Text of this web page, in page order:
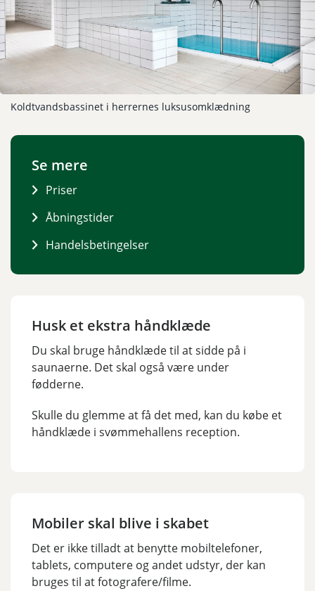
Koldtvandsbassinet i herrernes luksusomklædning
Se mere
Priser
Åbningstider
Handelsbetingelser
Husk et ekstra håndklæde
Du skal bruge håndklæde til at sidde på i
saunaerne. Det skal også være under
fødderne.
Skulle du glemme at få det med, kan du købe et
håndklæde i svømmehallens reception.
Mobiler skal blive i skabet
Det er ikke tilladt at benytte mobiltelefoner,
tablets, computere og andet udstyr, der kan
bruges til at fotografere/filme.